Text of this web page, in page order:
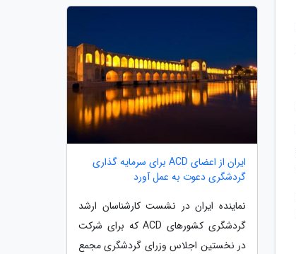
ایران از اعضای ACD برای سرمایه گذاری
گردشگری دعوت به عمل آورد
نماینده ایران در نشست کارشناسان ارشد
گردشگری کشورهای ACD که برای شرکت
در نخستین اجلاس وزرای گردشگری مجمع